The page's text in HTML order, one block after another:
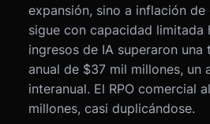
expansión, sino a inflación de
sigue con capacidad limitada
ingresos de IA superaron una
anual de $37 mil millones, un
interanual. El RPO comercial
millones, casi duplicándose.